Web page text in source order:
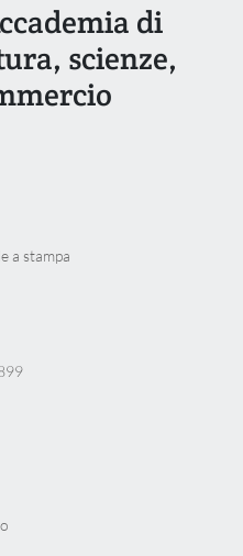
di
scienze,
a stampa